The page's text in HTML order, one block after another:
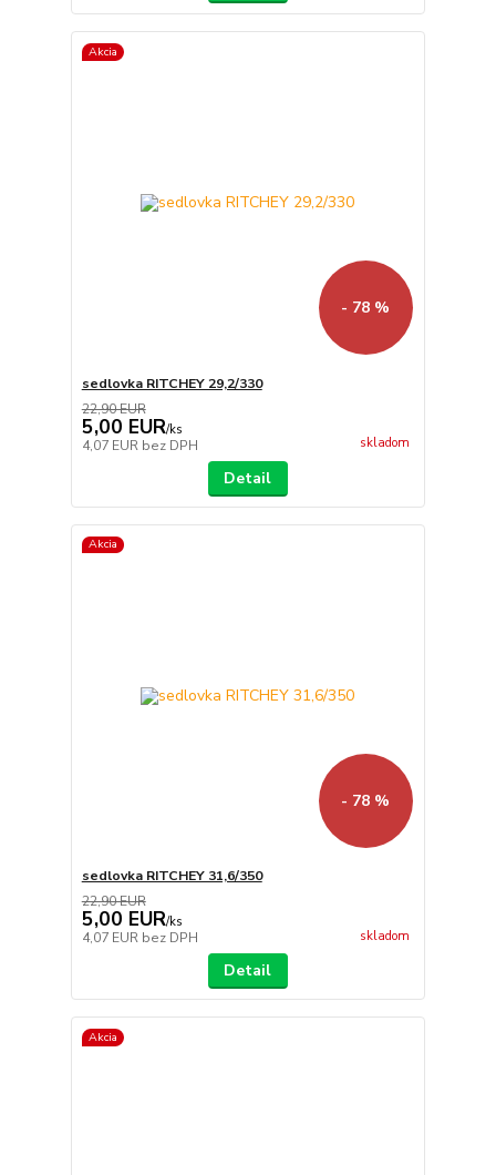
Akcia
- 78 %
sedlovka RITCHEY 29,2/330
22,90 EUR
5,00 EUR/ks
4,07 EUR bez DPH skladom
Detail
Akcia
- 78 %
sedlovka RITCHEY 31,6/350
22,90 EUR
5,00 EUR/ks
4,07 EUR bez DPH skladom
Detail
Akcia